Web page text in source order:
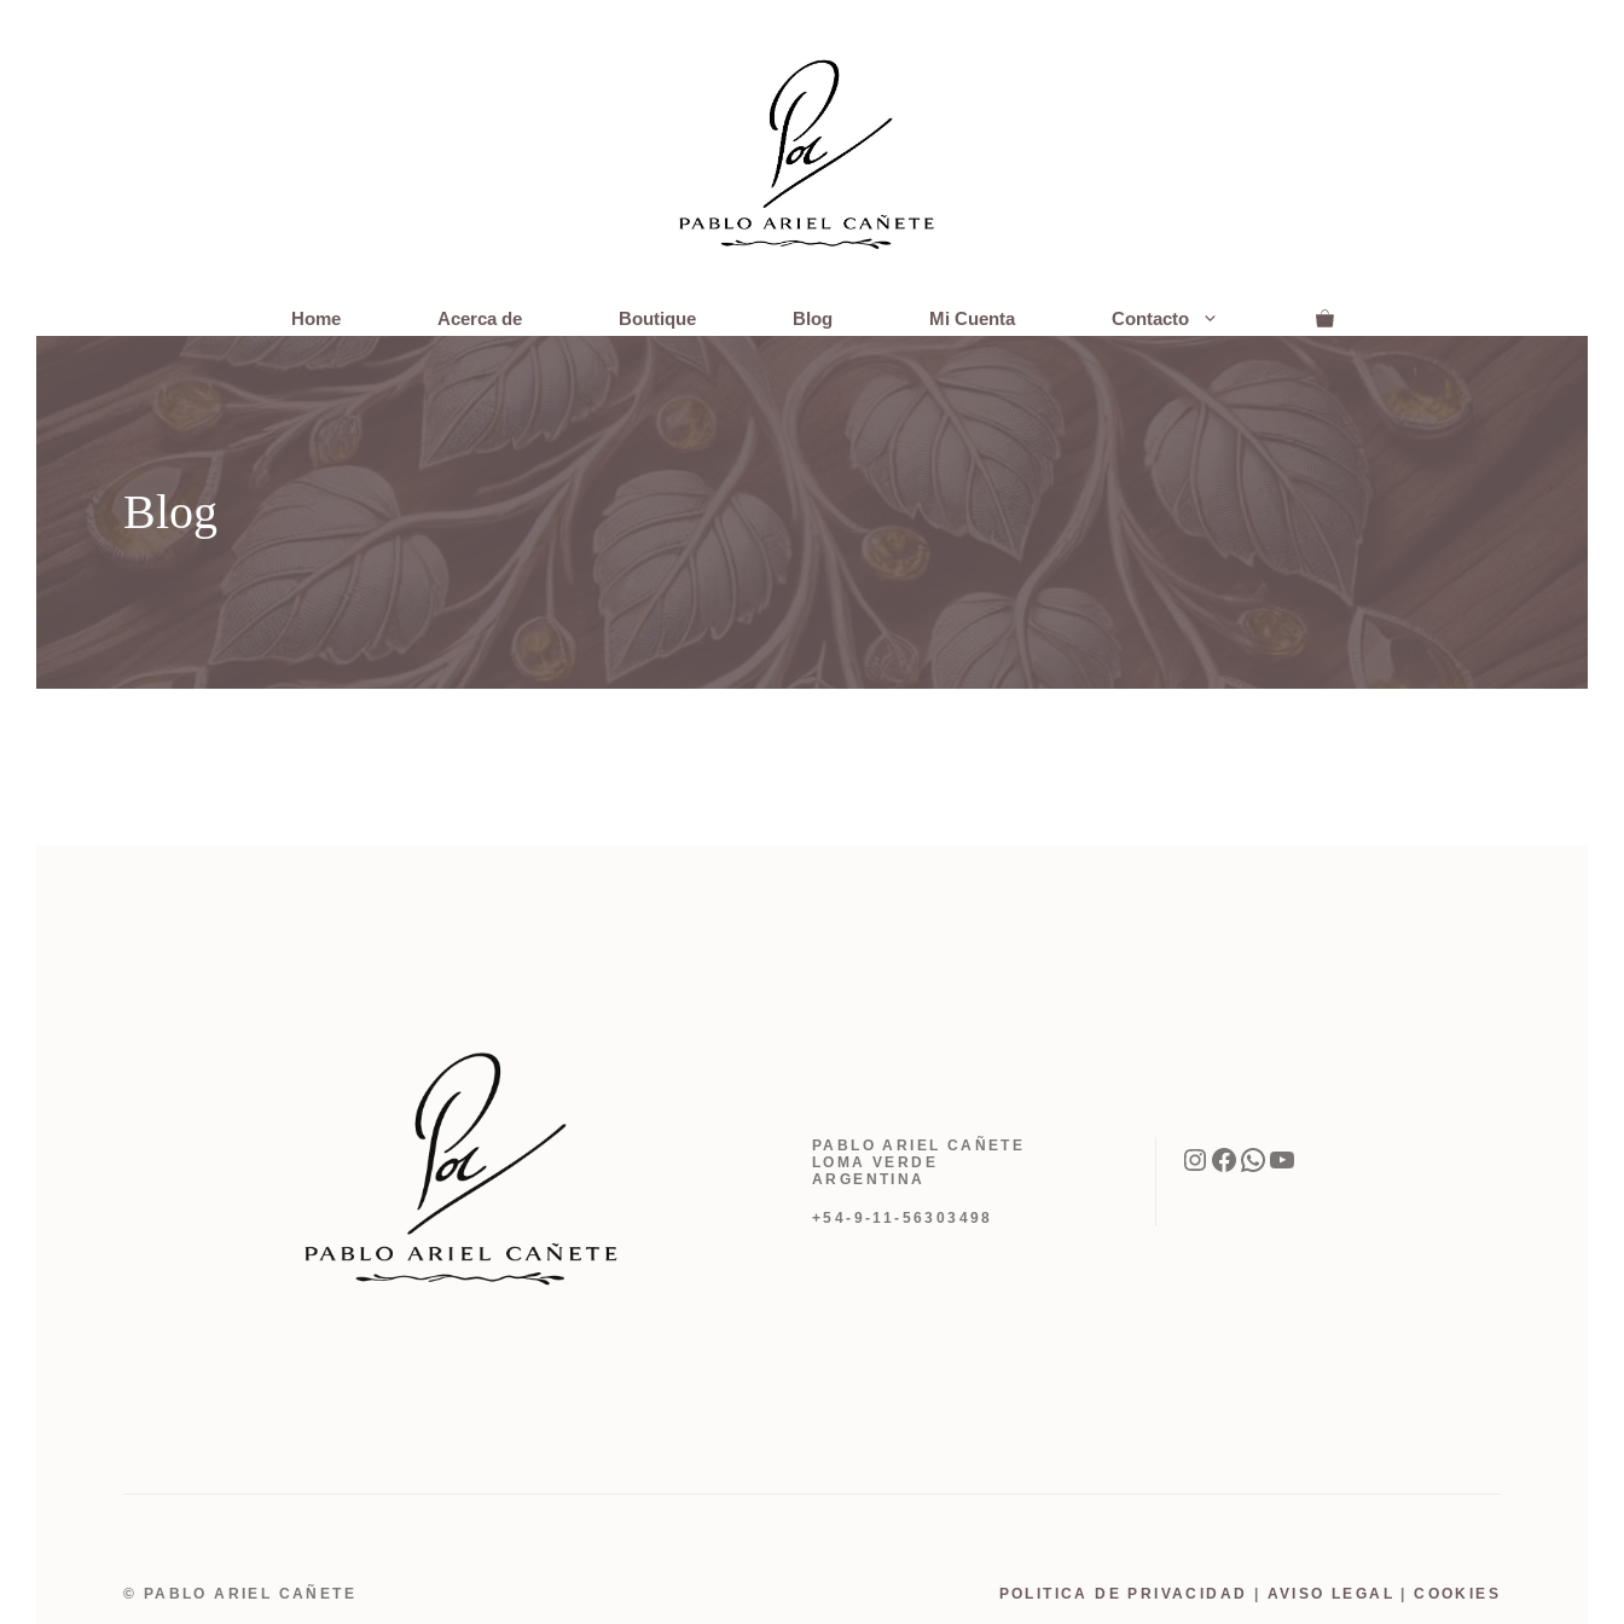
Home Acerca de Boutique Blog Mi Cuenta Contacto
Blog
PABLO ARIEL CAÑETE
LOMA VERDE
ARGENTINA
+54-9-11-56303498
Instagram
Facebook
WhatsApp
YouTube
© PABLO ARIEL CAÑETE POLITICA DE PRIVACIDAD AVISO LEGAL |COOKIES